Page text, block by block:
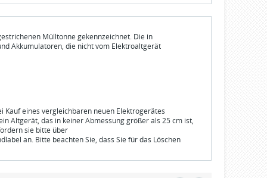
Mülltonne gekennzeichnet. Die in
Akkumulatoren, die nicht vom Elektroaltgerät
Kauf eines vergleichbaren neuen Elektrogerätes
Altgerät, das in keiner Abmessung größer als 25 cm ist,
sie bitte über
an. Bitte beachten Sie, dass Sie für das Löschen